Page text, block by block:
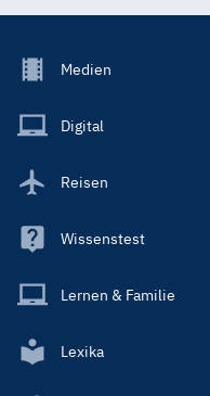
Footer
Main
Medien
Digital
Reisen
Wissenstest
Lernen & Familie
Lexika